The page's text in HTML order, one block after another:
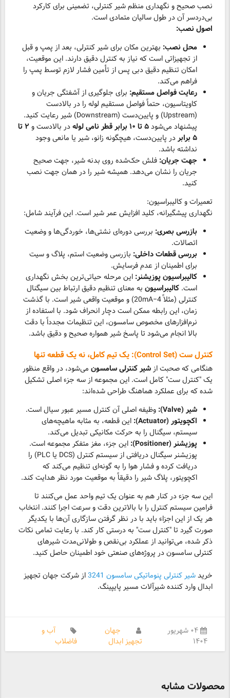
نصب صحیح و نگهداری منظم شیر کنترلی، تضمینی برای کارکرد
بی‌دردسر آن در طول سالیان متمادی است.
اصول نصب:
محل نصب: بهترین مکان برای شیر کنترلی، بعد از پمپ و قبل
از تجهیزاتی است که نیاز به کنترل دقیق دارند. این موقعیت،
امکان تنظیم دقیق دبی پس از تأمین فشار لازم توسط پمپ را
فراهم می‌کند.
رعایت فواصل مستقیم: برای جلوگیری از آشفتگی جریان و
کاویتاسیون، حتماً فواصل مستقیم لوله را در بالادست
(Upstream) و پایین‌دست (Downstream) شیر رعایت کنید.
پیشنهاد می‌شود۵ تا ۱۰ برابر قطر نامی لوله در بالادست و
۲ تا
۵ برابر
در پایین‌دست، هیچگونه زانو، شیر یا مانعی وجود
نداشته باشد.
جهت جریان: فلش حک‌شده روی بدنه شیر، جهت صحیح
جریان را نشان می‌دهد. همیشه شیر را در همان جهت نصب
کنید.
تعمیرات و کالیبراسیون:
نگهداری پیشگیرانه، کلید افزایش عمر شیر است. این فرآیند شامل:
بازرسی بصری: بررسی دوره‌ای نشتی‌ها، خوردگی‌ها و وضعیت
اتصالات.
بررسی قطعات داخلی: بازرسی وضعیت استم، پلاگ و سیت
برای اطمینان از عدم فرسایش.
کالیبراسیون پوزیشنر: این مرحله حیاتی‌ترین بخش نگهداری
است. کالیبراسیون به معنای تنظیم دقیق ارتباط بین سیگنال
کنترلی (مثلاً 4−20mA) و موقعیت واقعی شیر است. با گذشت
زمان، این رابطه ممکن است دچار انحراف شود. با استفاده از
نرم‌افزارهای مخصوص سامسون، این تنظیمات مجدداً با دقت
بالا انجام می‌شود تا پاسخ شیر همواره صحیح و دقیق باشد.
کنترل ست (Control Set): یک تیم کامل، نه یک قطعه تنها
هنگامی که صحبت ازشیر کنترلی سامسون می‌شود، در واقع منظور
یک "کنترل ست" کامل است. این مجموعه از سه جزء اصلی تشکیل
شده که برای عملکرد هماهنگ طراحی شده‌اند:
شیر (Valve):
وظیفه اصلی آن کنترل مسیر عبور سیال است.
اکچویتور (Actuator):
این قطعه، به مثابه ماهیچه‌های
سیستم، سیگنال را به حرکت مکانیکی تبدیل می‌کند.
پوزیشنر (Positioner):
این جزء، مغز متفکر مجموعه است.
پوزیشنر سیگنال دریافتی از سیستم کنترل (DCS یا PLC) را
دریافت کرده و فشار هوا را به گونه‌ای تنظیم می‌کند که
اکچویتور، پلاگ شیر را دقیقاً به موقعیت مورد نظر هدایت کند.
این سه جزء در کنار هم به عنوان یک تیم واحد عمل می‌کنند تا
فرامین سیستم کنترل را با بالاترین دقت و سرعت اجرا کنند. انتخاب
هر یک از این اجزاء باید با در نظر گرفتن سازگاری آن‌ها با یکدیگر
صورت گیرد تا "کنترل ست" به درستی کار کند. با رعایت تمامی نکات
ذکر شده، می‌توانید از عملکرد بی‌نقص و طولانی‌مدت شیرهای
کنترلی سامسون در پروژه‌های صنعتی خود اطمینان حاصل کنید.
خریدشیر کنترلی پنوماتیکی سامسون 3241
از شرکت جهان تجهیز
ابدال وارد کننده شیرآلات مسیر پایپینگ.
۰۴ شهریور
۱۴۰۴
جهان
تجهیز ابدال
آب و
فاضلاب
محصولات مشابه